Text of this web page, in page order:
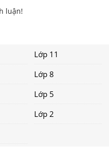
luận!
Lớp 11
Lớp 8
Lớp 5
Lớp 2